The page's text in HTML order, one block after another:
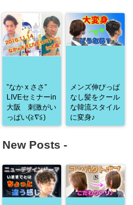
”なか x ささ”
LIVEセミナーin
大阪 刺激がい
っぱい(≧∇≦)
メンズ伸びっぱ
なし髪をクール
な韓流スタイル
に変身♪
New Posts -